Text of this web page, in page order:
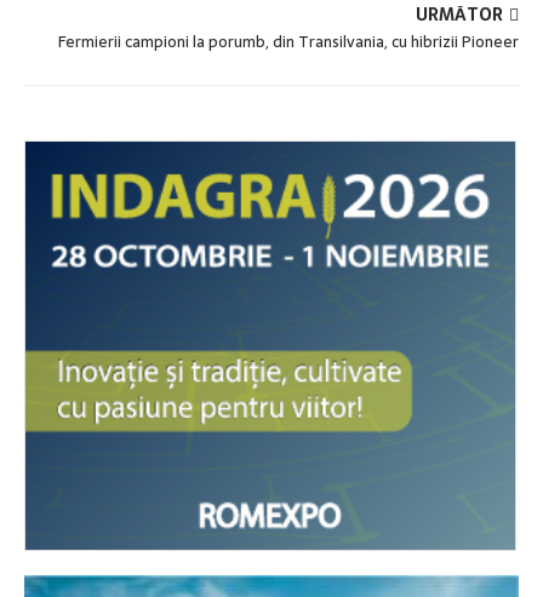
URMĂTOR
Fermierii campioni la porumb, din Transilvania, cu hibrizii Pioneer